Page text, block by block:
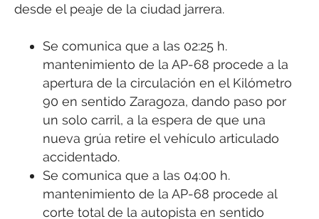
desde el peaje de la ciudad jarrera.
Se comunica que a las 02:25 h.
mantenimiento de la AP-68 procede a la
apertura de la circulación en el Kilómetro
90 en sentido Zaragoza, dando paso por
un solo carril, a la espera de que una
nueva grúa retire el vehículo articulado
accidentado.
Se comunica que a las 04:00 h.
mantenimiento de la AP-68 procede al
corte total de la autopista en sentido